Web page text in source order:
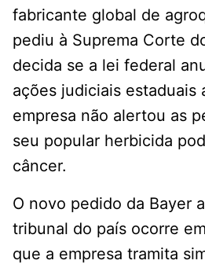
fabricante global de
pediu à Suprema Corte
decida se a lei federal
ações judiciais estaduais
empresa não alertou as
seu popular herbicida
câncer.
O novo pedido da Bayer
tribunal do país ocorre
que a empresa tramita